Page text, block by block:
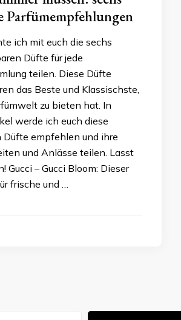
Parfümempfehlungen
ich mit euch die sechs
Düfte für jede
teilen. Diese Düfte
das Beste und Klassischste,
zu bieten hat. In
werde ich euch diese
Düfte empfehlen und ihre
und Anlässe teilen. Lasst
Gucci – Gucci Bloom: Dieser
frische und …